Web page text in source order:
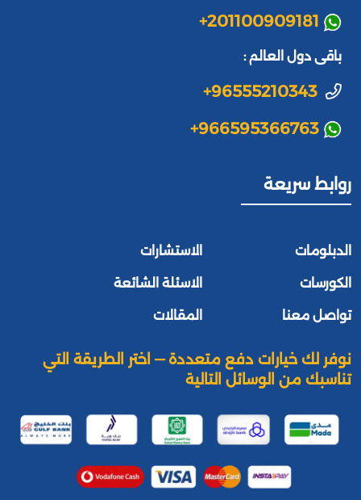
+201100909181
باقى دول العالم :
+96555210343
+966595366763
روابط سريعة
الدبلومات الاستشارات
الكورسات الاسئلة الشائعة
تواصل معنا المقالات
نوفر لك خيارات دفع متعددة — اختر الطريقة التي
تناسبك من الوسائل التالية